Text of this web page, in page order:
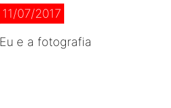
11/07/2017
Eu e a fotografia